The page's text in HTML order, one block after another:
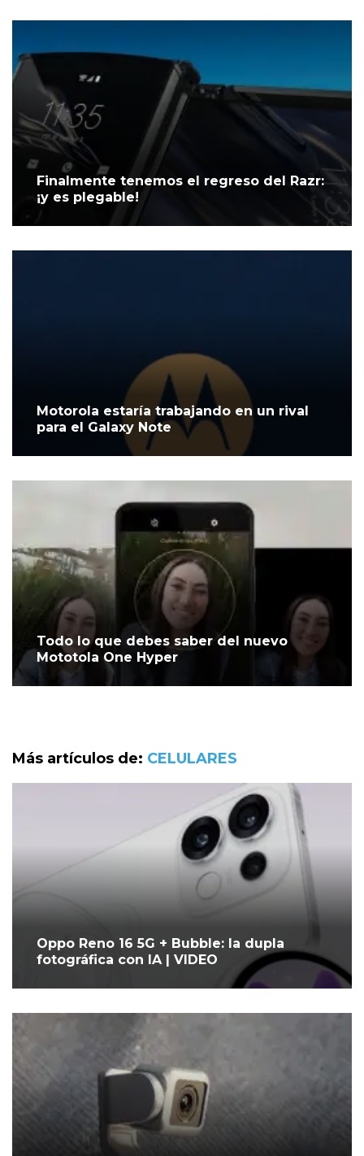
Finalmente tenemos el regreso del Razr:
¡y es plegable!
Motorola estaría trabajando en un rival
para el Galaxy Note
Todo lo que debes saber del nuevo
Mototola One Hyper
Más artículos de: CELULARES
Oppo Reno 16 5G + Bubble: la dupla
fotográfica con IA | VIDEO